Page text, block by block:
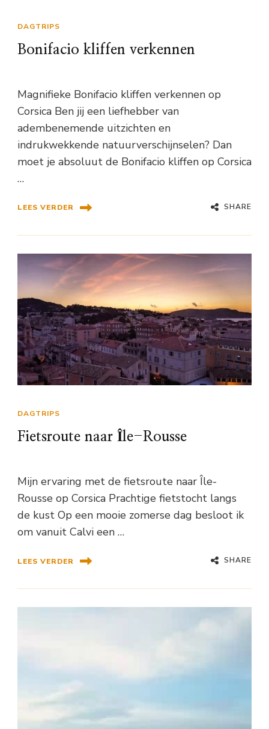
DAGTRIPS
Bonifacio kliffen verkennen
Magnifieke Bonifacio kliffen verkennen op
Corsica Ben jij een liefhebber van
adembenemende uitzichten en
indrukwekkende natuurverschijnselen? Dan
moet je absoluut de Bonifacio kliffen op Corsica
…
LEES VERDER SHARE
DAGTRIPS
Fietsroute naar Île-Rousse
Mijn ervaring met de fietsroute naar Île-
Rousse op Corsica Prachtige fietstocht langs
de kust Op een mooie zomerse dag besloot ik
om vanuit Calvi een …
LEES VERDER SHARE